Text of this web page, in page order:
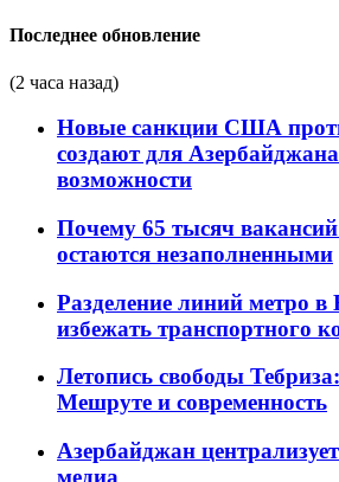
Последнее обновление
(2 часа назад)
Новые санкции США
создают для
возможности
Почему 65 тысяч
остаются незаполненными
Разделение линий метро в
избежать транспортного
Летопись свободы
Мешруте и современность
Азербайджан
медиа